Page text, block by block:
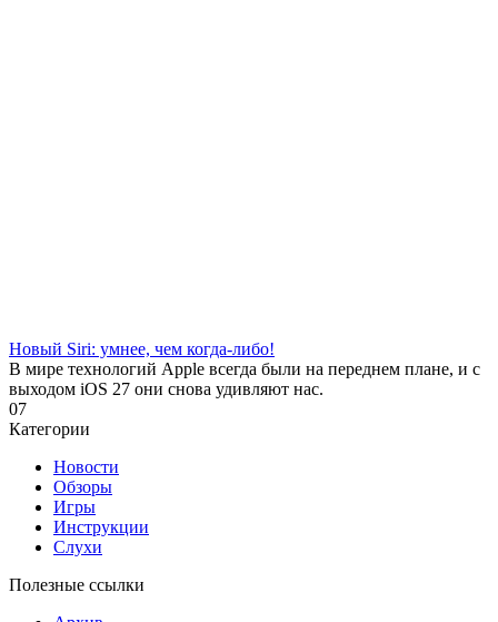
Новый Siri: умнее, чем когда-либо!
В мире технологий Apple всегда были на переднем плане, и с
выходом iOS 27 они снова удивляют нас.
07
Категории
Новости
Обзоры
Игры
Инструкции
Слухи
Полезные ссылки